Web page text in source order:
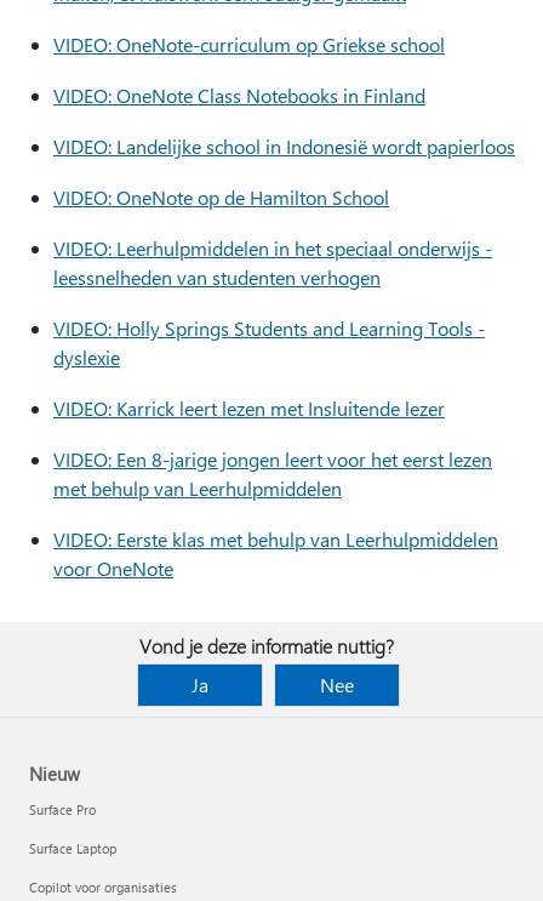
VIDEO: OneNote-curriculum op Griekse school
VIDEO: OneNote Class Notebooks in Finland
VIDEO: Landelijke school in Indonesië wordt papierloos
VIDEO: OneNote op de Hamilton School
VIDEO: Leerhulpmiddelen in het speciaal onderwijs -
leessnelheden van studenten verhogen
VIDEO: Holly Springs Students and Learning Tools -
dyslexie
VIDEO: Karrick leert lezen met Insluitende lezer
VIDEO: Een 8-jarige jongen leert voor het eerst lezen
met behulp van Leerhulpmiddelen
VIDEO: Eerste klas met behulp van Leerhulpmiddelen
voor OneNote
Vond je deze informatie nuttig?
Ja
Nee
Nieuw
Surface Pro
Surface Laptop
Copilot voor organisaties